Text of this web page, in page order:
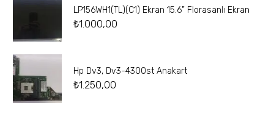
LP156WH1(TL)(C1) Ekran 15.6” Florasanlı Ekran
₺1.000,00
Hp Dv3, Dv3-4300st Anakart
₺1.250,00